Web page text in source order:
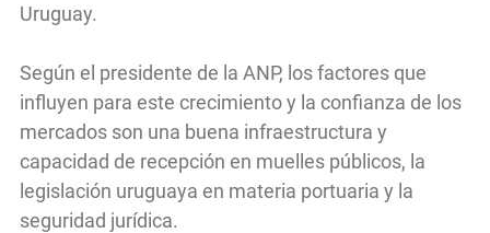
Uruguay.
Según el presidente de la ANP, los factores que
influyen para este crecimiento y la confianza de los
mercados son una buena infraestructura y
capacidad de recepción en muelles públicos, la
legislación uruguaya en materia portuaria y la
seguridad jurídica.